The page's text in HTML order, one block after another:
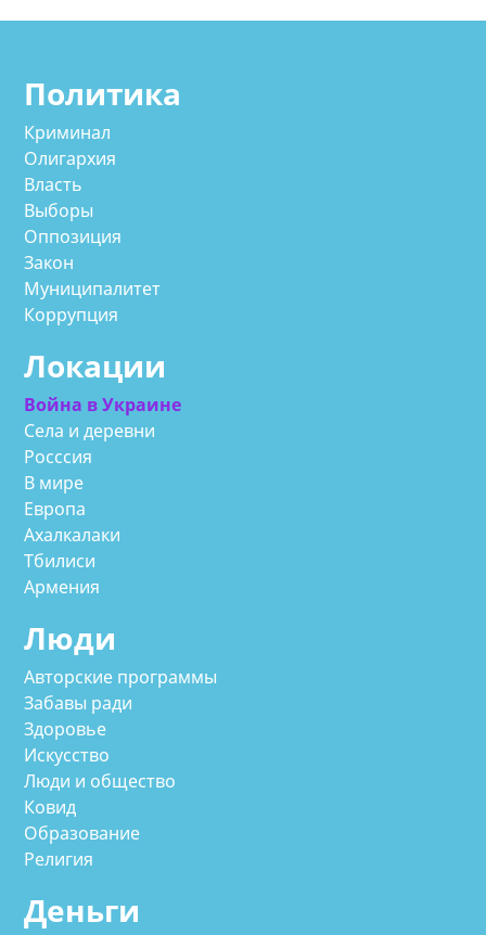
Политика
Криминал
Олигархия
Власть
Выборы
Оппозиция
Закон
Муниципалитет
Коррупция
Локации
Война в Украине
Села и деревни
Росссия
В мире
Европа
Ахалкалаки
Тбилиси
Армения
Люди
Авторские программы
Забавы ради
Здоровье
Искусство
Люди и общество
Ковид
Образование
Религия
Деньги